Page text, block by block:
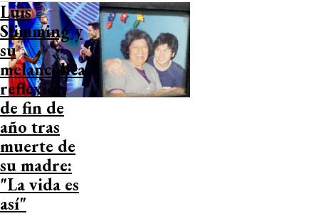
Luis
Slimming y
su
melancólica
reflexión
de fin de
año tras
muerte de
su madre:
"La vida es
así"